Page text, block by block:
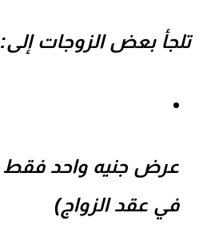
تلجأ بعض الزوجات إلى:
عرض جنيه واحد فقط
في عقد الزواج)